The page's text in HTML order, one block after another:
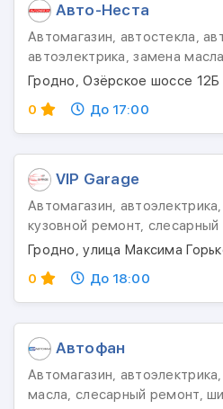
Авто-Неста
Автомагазин, автостекла,
автоэлектрика, замена
Гродно, Озёрское шоссе 12Б
0
До 17:00
VIP Garage
Автомагазин,
кузовной ремонт,
Гродно, улица Максима
0
До 18:00
Автофан
Автомагазин,
масла, слесарный ремонт,